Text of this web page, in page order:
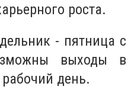
роста.
- пятница с
выходы в
день.